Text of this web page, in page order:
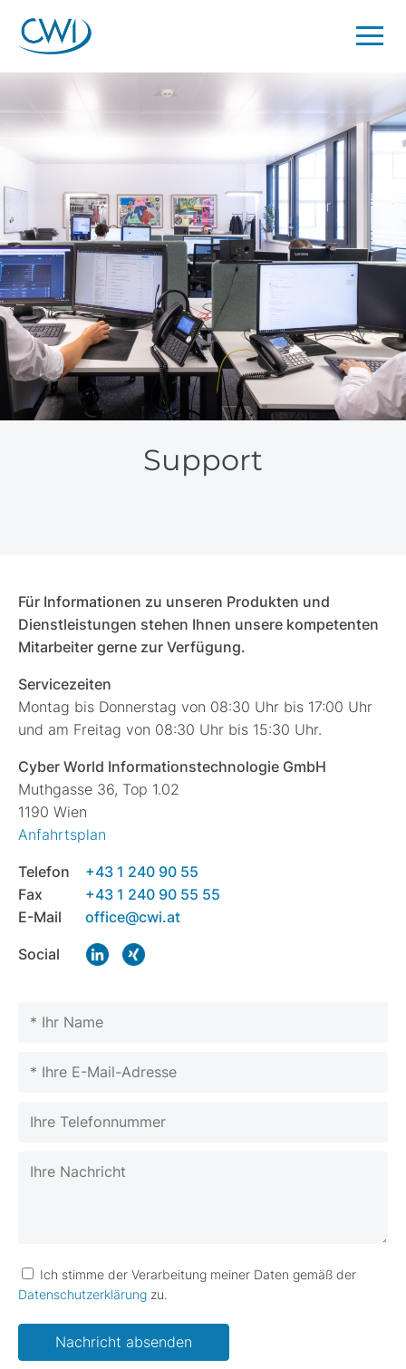
Support
Für Informationen zu unseren Produkten und
Dienstleistungen stehen Ihnen unsere kompetenten
Mitarbeiter gerne zur Verfügung.
Servicezeiten
Montag bis Donnerstag von 08:30 Uhr bis 17:00 Uhr
und am Freitag von 08:30 Uhr bis 15:30 Uhr.
Cyber World Informationstechnologie GmbH
Muthgasse 36, Top 1.02
1190 Wien
Anfahrtsplan
Telefon
+43 1 240 90 55
Fax
+43 1 240 90 55 55
E-Mail
office@cwi.at
Social
Ich stimme der Verarbeitung meiner Daten gemäß der
Datenschutzerklärung zu.